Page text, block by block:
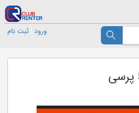
ورود ثبت نام